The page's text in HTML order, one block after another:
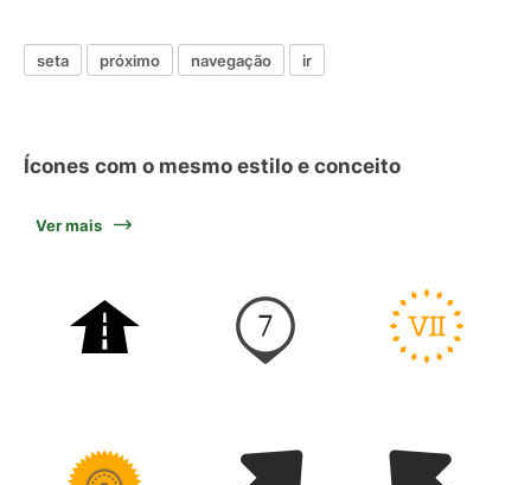
seta próximo navegação ir
Ícones com o mesmo estilo e conceito
Ver mais